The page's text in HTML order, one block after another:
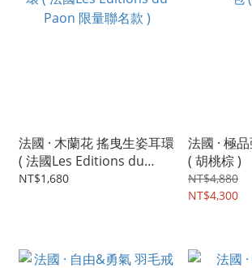
法國 · 木蘭花 搖曳生姿耳環
( 法國Les Editions du
Paon 限量聯名款 )
NT$1,680
法國 · 極
( 胡桃棕 )
NT$4,880
NT$4,300